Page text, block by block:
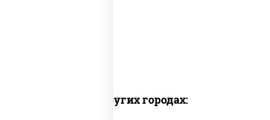
Доставка в других городах: